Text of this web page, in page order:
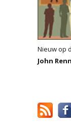
Nieuw op
John